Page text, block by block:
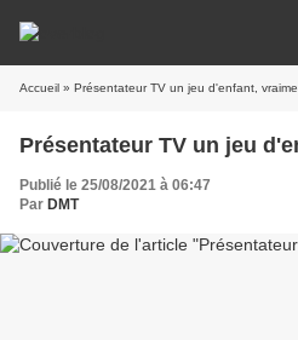
Accueil » Présentateur TV un jeu d'enfant,
Présentateur TV un jeu
Publié le 25/08/2021 à 06:47
Par DMT